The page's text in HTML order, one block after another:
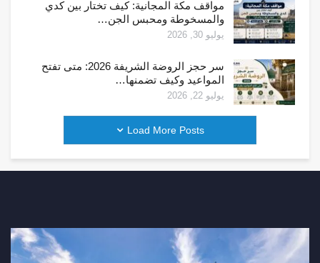
مواقف مكة المجانية: كيف تختار بين كدي
والمسخوطة ومحبس الجن…
يوليو 30, 2026
سر حجز الروضة الشريفة 2026: متى تفتح
المواعيد وكيف تضمنها…
يوليو 22, 2026
Load More Posts